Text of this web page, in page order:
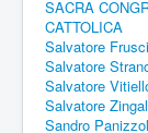
SACRA
CATTOLICA
Salvatore
Salvatore
Salvatore
Salvatore
Sandro